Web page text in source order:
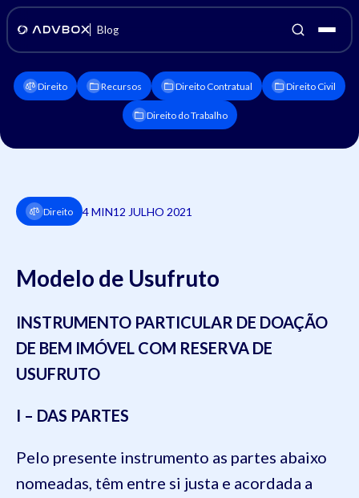
Blog
Direito Recursos Direito Contratual Direito Civil
Direito do Trabalho
Direito 4 MIN12 JULHO 2021
Modelo de Usufruto
INSTRUMENTO PARTICULAR DE DOAÇÃO
DE BEM IMÓVEL COM RESERVA DE
USUFRUTO
I – DAS PARTES
Pelo presente instrumento as partes abaixo
nomeadas, têm entre si justa e acordada a